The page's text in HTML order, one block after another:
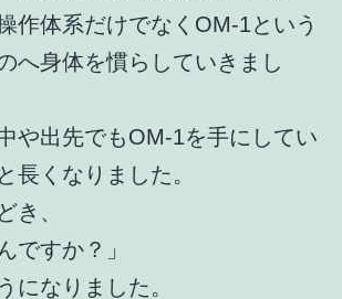
作体系だけでなくOM-1という
へ身体を慣らしていきまし
や出先でもOM-1を手にしてい
長くなりました。
き、
ですか？」
になりました。